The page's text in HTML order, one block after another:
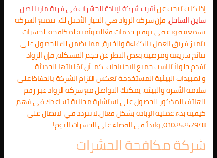
إذا كنت تبحث عنأقرب شركة لإبادة الحشرات في قرية مارينا صن
شاين الساحل، فإن شركة الرواد هي الخيار الأمثل لك. تتمتع الشركة
بسمعة قوية في توفير خدمات فعّالة وآمنة لمكافحة الحشرات.
يتميز فريق العمل بالكفاءة والخبرة، مما يضمن لك الحصول على
نتائج سريعة ومرضية.بغض النظر عن حجم المشكلة، فإن الرواد
تقدم حلولاً تناسب جميع الاحتياجات. كما أن تقنياتها الحديثة
والمبيدات البيئية المستخدمة تعكس التزام الشركة بالحفاظ على
سلامة الأسرة والبيئة. يمكنك التواصل مع شركة الرواد عبر رقم
الهاتف المذكور للحصول على استشارة مجانية تساعدك في فهم
كيفية بدء عملية الإبادة بشكل فعّال.لا تتردد في الاتصال على
01025257948، وابدأ في القضاء على الحشرات اليوم!
شركة مكافحة الحشرات